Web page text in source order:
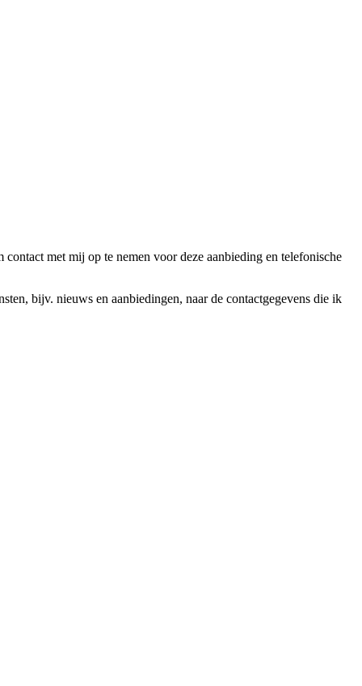
met mij op te nemen voor deze aanbieding en telefonische
bijv. nieuws en aanbiedingen, naar de contactgegevens die ik